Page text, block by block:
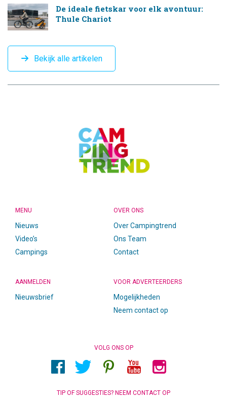
De ideale fietskar voor elk avontuur:
Thule Chariot
Bekijk alle artikelen
MENU
Nieuws
Video’s
Campings
OVER ONS
Over Campingtrend
Ons Team
Contact
AANMELDEN
Nieuwsbrief
VOOR ADVERTEERDERS
Mogelijkheden
Neem contact op
VOLG ONS OP
TIP OF SUGGESTIES? NEEM CONTACT OP